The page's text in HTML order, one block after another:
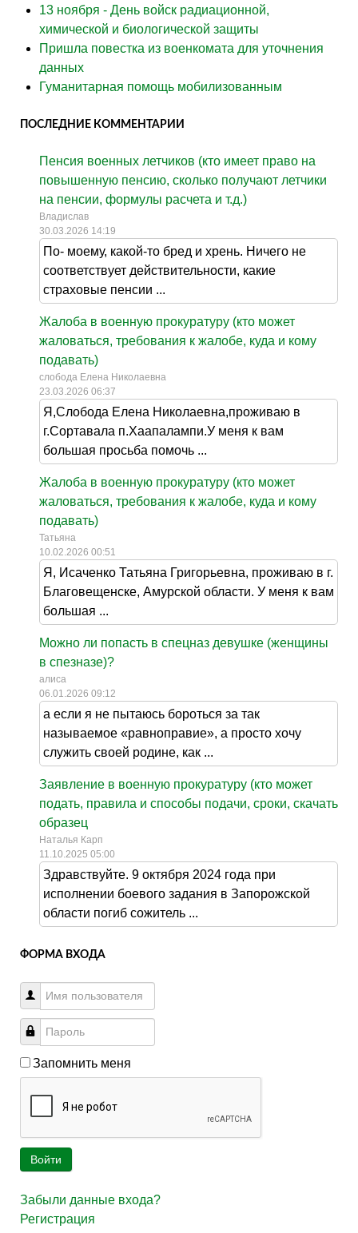
13 ноября - День войск радиационной,
химической и биологической защиты
Пришла повестка из военкомата для уточнения
данных
Гуманитарная помощь мобилизованным
ПОСЛЕДНИЕ КОММЕНТАРИИ
Пенсия военных летчиков (кто имеет право на
повышенную пенсию, сколько получают летчики
на пенсии, формулы расчета и т.д.)
Владислав
30.03.2026 14:19
По- моему, какой-то бред и хрень. Ничего не
соответствует действительности, какие
страховые пенсии ...
Жалоба в военную прокуратуру (кто может
жаловаться, требования к жалобе, куда и кому
подавать)
слобода Елена Николаевна
23.03.2026 06:37
Я,Слобода Елена Николаевна,проживаю в
г.Сортавала п.Хаапалампи.У меня к вам
большая просьба помочь ...
Жалоба в военную прокуратуру (кто может
жаловаться, требования к жалобе, куда и кому
подавать)
Татьяна
10.02.2026 00:51
Я, Исаченко Татьяна Григорьевна, проживаю в г.
Благовещенске, Амурской области. У меня к вам
большая ...
Можно ли попасть в спецназ девушке (женщины
в спезназе)?
алиса
06.01.2026 09:12
а если я не пытаюсь бороться за так
называемое «равноправие», а просто хочу
служить своей родине, как ...
Заявление в военную прокуратуру (кто может
подать, правила и способы подачи, сроки, скачать
образец
Наталья Карп
11.10.2025 05:00
Здравствуйте. 9 октября 2024 года при
исполнении боевого задания в Запорожской
области погиб сожитель ...
ФОРМА ВХОДА
Запомнить меня
Войти
Забыли данные входа?
Регистрация